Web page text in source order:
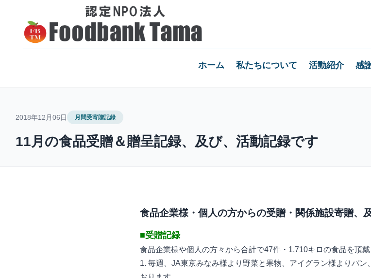
ホーム 私たちについて 活動紹介 感
2018年12月06日 月間受寄贈記録
11月の食品受贈＆贈呈記録、及び、活動記録です
食品企業様・個人の方からの受贈・関係施設寄贈、
■受贈記録
食品企業様や個人の方々から合計で47件・1,710キロの食品を頂戴
1. 毎週、JA東京みなみ様より野菜と果物、アイグラン様よりパ